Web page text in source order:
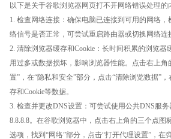
以下是关于谷歌浏览器网页打不开网络错误处理的
1. 检查网络连接：确保电脑已连接到可用的网络，
络信号是否正常，可尝试重启路由器或切换网络连
2. 清除浏览器缓存和Cookie：长时间积累的浏览器
用过多或数据损坏，影响浏览器性能。点击右上角
置”，在“隐私和安全”部分，点击“清除浏览数据”
存和Cookie等数据。
3. 检查并更改DNS设置：可尝试使用公共DNS服务
8.8.8.8。在谷歌浏览器中，点击右上角的三个点图
选项，找到“网络”部分，点击“打开代理设置”，在